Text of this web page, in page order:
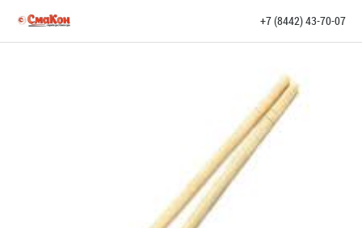
+7 (8442) 43-70-07